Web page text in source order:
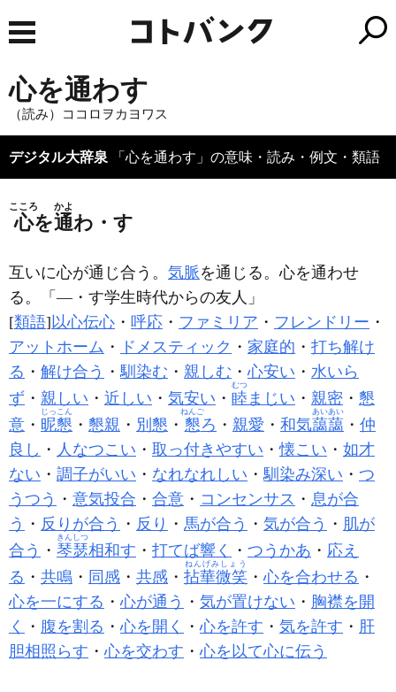
心を通わす
（読み）ココロヲカヨワス
デジタル大辞泉 「心を通わす」の意味・読み・例文・類語
心
こころ
を通
かよ
わ・す
互いに心が通じ合う。 気脈を通じる。心を通わせ
る。「―・す学生時代からの友人」
[類語] 以心伝心 ・ 呼応 ・ ファミリア ・ フレンドリー ・
アットホーム ・ ドメスティック ・ 家庭的 ・ 打ち解け
る ・ 解け合う ・馴染む ・ 親しむ ・心安い ・ 水いら
ず ・ 親しい ・ 近しい ・ 気安い ・ 睦
むつ
まじい ・ 親密 ・ 懇
意 ・ 昵懇
じっこん
・ 懇親 ・ 別懇 ・ 懇
ねんご
ろ ・ 親愛 ・ 和気藹藹
あいあい
・ 仲
良し ・ 人なつこい ・ 取っ付きやすい ・懐こい ・ 如才
ない ・ 調子がいい ・ なれなれしい ・馴染み深い ・ つ
うつう ・ 意気投合 ・ 合意 ・ コンセンサス ・ 息が合
う ・ 反りが合う ・ 反り ・ 馬が合う ・ 気が合う ・ 肌が
合う ・ 琴瑟
きんしつ
相和す ・ 打てば響く ・ つうかあ ・ 応え
る ・ 共鳴 ・ 同感 ・ 共感 ・ 拈華微笑
ねんげみしょう
・心を合わせる ・
心を一にする ・心が通う ・ 気が置けない ・ 胸襟を開
く
・ 腹を割る ・心を開く ・心を許す ・ 気を許す ・ 肝
胆相照らす ・心を交わす ・心を以て心に伝う